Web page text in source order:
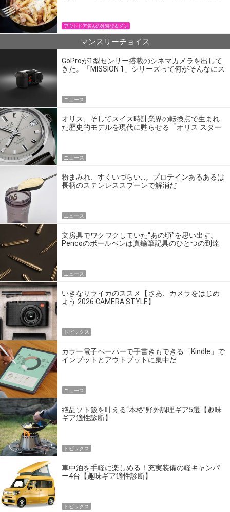
アウトドア名人の外遊び＆メシ
マンスリーチョイス
GoProが1型センサー搭載のシネマカメラを出して
きた。「MISSION 1」シリーズって何がそんなにス
ニュース
オリス、そしてスイス時計業界の転換点で生まれ
た歴史的モデルを現代に甦らせる「オリス スター
ニュース
粉まみれ、すくいづらい…。プロテインあるあるは
長柄のステンレススプーンで解消だ
ニュース
文房具でワクワクしていた“あの頃”を思い出す。
Pencoのボールペンは真鍮筆記具のひとつの到達
ニュース
いきなりライカのススメ【さあ、カメラをはじめ
よう 2026 CAMERA STYLE】
トピックス
カラー電子ペーパーで手書きもできる「Kindle」で
インプットとアウトプットに集中だ
ニュース
絶品ソト飯を叶える“本格”野外調理ギア5選【趣味
ギア適性診断】
トピックス
車中泊を手軽に楽しめる！充実装備の軽キャンパ
ー4台【趣味ギア適性診断】
トピックス